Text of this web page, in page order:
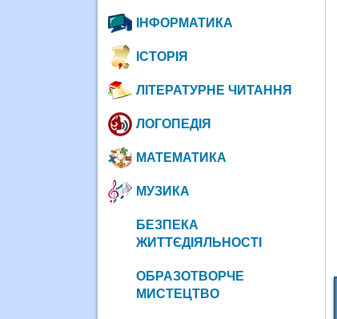
ІНФОРМАТИКА
ІСТОРІЯ
ЛІТЕРАТУРНЕ ЧИТАННЯ
ЛОГОПЕДІЯ
МАТЕМАТИКА
МУЗИКА
БЕЗПЕКА
ЖИТТЄДІЯЛЬНОСТІ
ОБРАЗОТВОРЧЕ
МИСТЕЦТВО